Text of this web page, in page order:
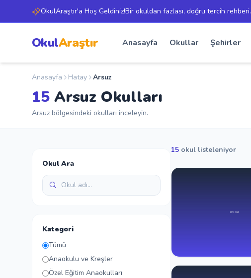
OkulAraştır'a Hoş Geldiniz!Bir okuldan fazlası, doğru tercih rehberi.
OkulAraştır Anasayfa Okullar Şehirler
Anasayfa Hatay Arsuz
15 Arsuz Okulları
Arsuz bölgesindeki okulları inceleyin.
Okul Ara
Kategori
Tümü
Anaokulu ve Kreşler
Özel Eğitim Anaokulları
15 okul listeleniyor